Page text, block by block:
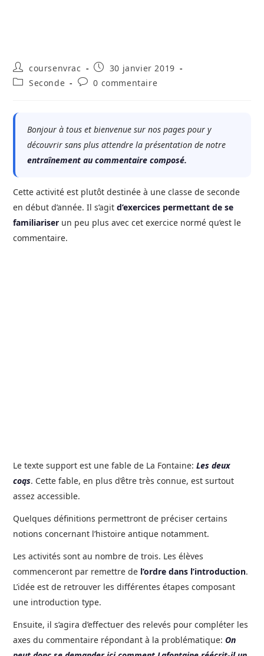
Auteur/autrice
de
la
coursenvrac
Publication
publiée :
30 janvier 2019
PostSeconde
Commentaires
0 commentaire
Bonjour à tous et bienvenue sur nos pages pour y
découvrir sans plus attendre la présentation de notre
entraînement au commentaire composé.
Cette activité est plutôt destinée à une classe de seconde
en début d’année. Il s’agitd’exercices permettant de se
familiariser un peu plus avec cet exercice normé qu’est le
commentaire.
Le texte support est une fable de La Fontaine:Les deux
coqs. Cette fable, en plus d’être très connue, est surtout
assez accessible.
Quelques définitions permettront de préciser certains
notions concernant l’histoire antique notamment.
Les activités sont au nombre de trois. Les élèves
commenceront par remettre de l’ordre dans l’introduction.
L’idée est de retrouver les différentes étapes composant
une introduction type.
Ensuite, il s’agira d’effectuer des relevés pour compléter les
axes du commentaire répondant à la problématique:On